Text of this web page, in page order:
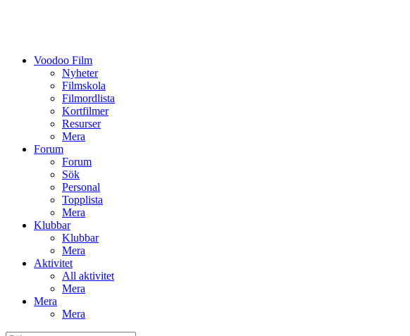
Voodoo Film
Nyheter
Filmskola
Filmordlista
Kortfilmer
Resurser
Mera
Forum
Forum
Sök
Personal
Topplista
Mera
Klubbar
Klubbar
Mera
Aktivitet
All aktivitet
Mera
Mera
Mera